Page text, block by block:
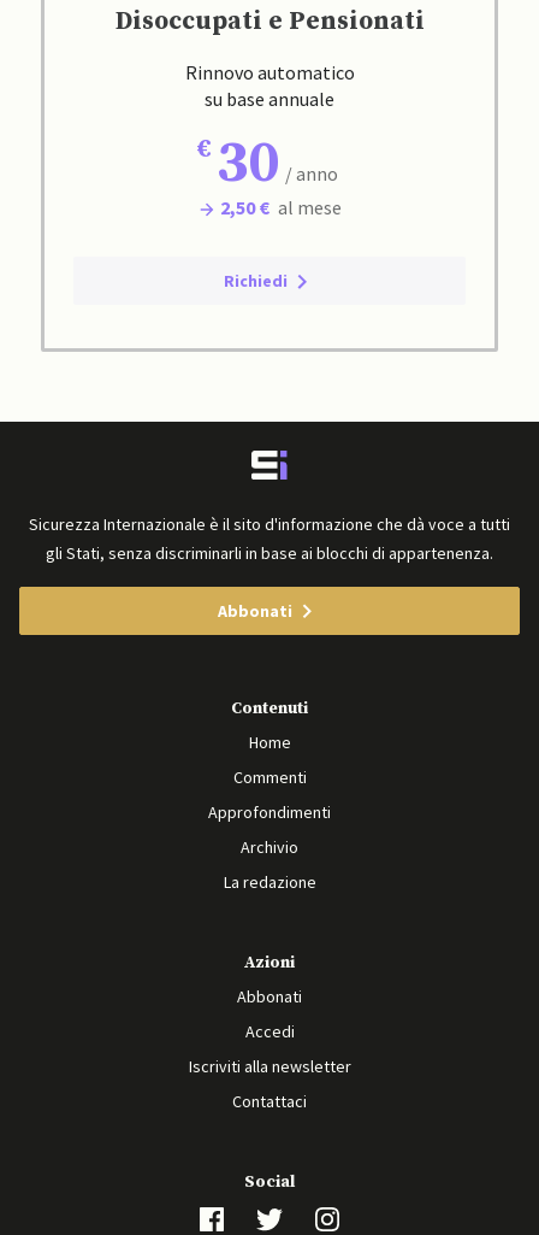
Disoccupati e Pensionati
Rinnovo automatico
su base annuale
30 / anno
2,50 € al mese
Richiedi
Sicurezza Internazionale è il sito d'informazione che dà voce a tutti
gli Stati, senza discriminarli in base ai blocchi di appartenenza.
Abbonati
Contenuti
Home
Commenti
Approfondimenti
Archivio
La redazione
Azioni
Abbonati
Accedi
Iscriviti alla newsletter
Contattaci
Social